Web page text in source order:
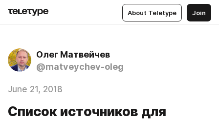
About Teletype Join
Олег Матвейчев
@matveychev-oleg
June 21, 2018
Список источников для